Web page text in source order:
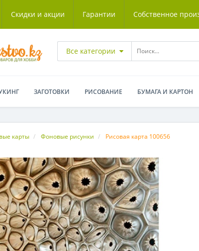
Скидки и акции Гарантии Собственное
Все категории
ЗАГОТОВКИ РИСОВАНИЕ БУМАГА И КАРТОН
карты Фоновые рисунки Рисовая карта 100656